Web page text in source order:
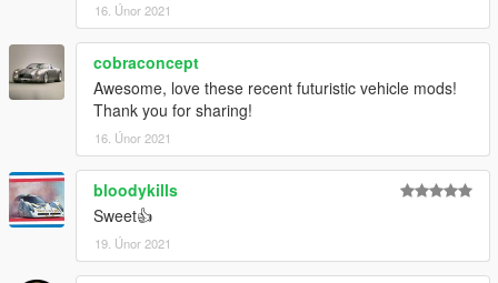
16. Únor 2021
cobraconcept
Awesome, love these recent futuristic vehicle mods!
Thank you for sharing!
16. Únor 2021
bloodykills
Sweet👍
19. Únor 2021